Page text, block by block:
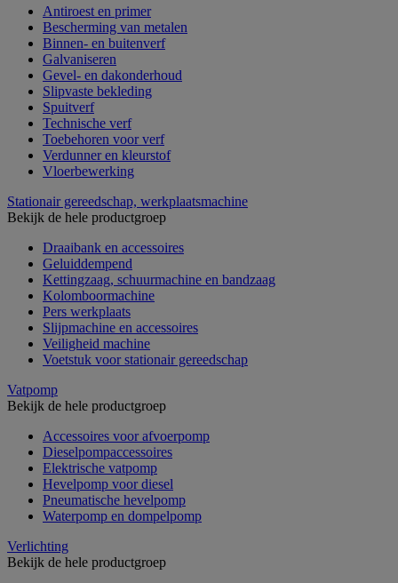
Antiroest en primer
Bescherming van metalen
Binnen- en buitenverf
Galvaniseren
Gevel- en dakonderhoud
Slipvaste bekleding
Spuitverf
Technische verf
Toebehoren voor verf
Verdunner en kleurstof
Vloerbewerking
Stationair gereedschap, werkplaatsmachine
Bekijk de hele productgroep
Draaibank en accessoires
Geluiddempend
Kettingzaag, schuurmachine en bandzaag
Kolomboormachine
Pers werkplaats
Slijpmachine en accessoires
Veiligheid machine
Voetstuk voor stationair gereedschap
Vatpomp
Bekijk de hele productgroep
Accessoires voor afvoerpomp
Dieselpompaccessoires
Elektrische vatpomp
Hevelpomp voor diesel
Pneumatische hevelpomp
Waterpomp en dompelpomp
Verlichting
Bekijk de hele productgroep